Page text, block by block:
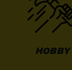
HOBBY